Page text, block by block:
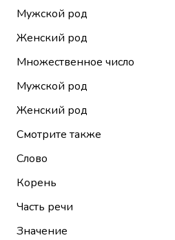
Мужской род
Женский род
Множественное число
Мужской род
Женский род
Смотрите также
Слово
Корень
Часть речи
Значение